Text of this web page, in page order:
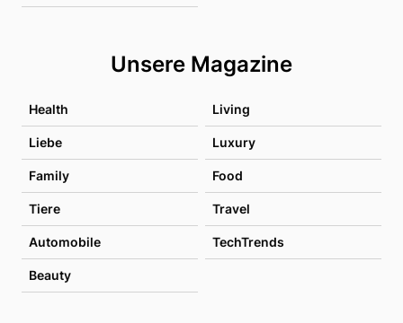
Unsere Magazine
Health Living
Liebe Luxury
Family Food
Tiere Travel
Automobile TechTrends
Beauty